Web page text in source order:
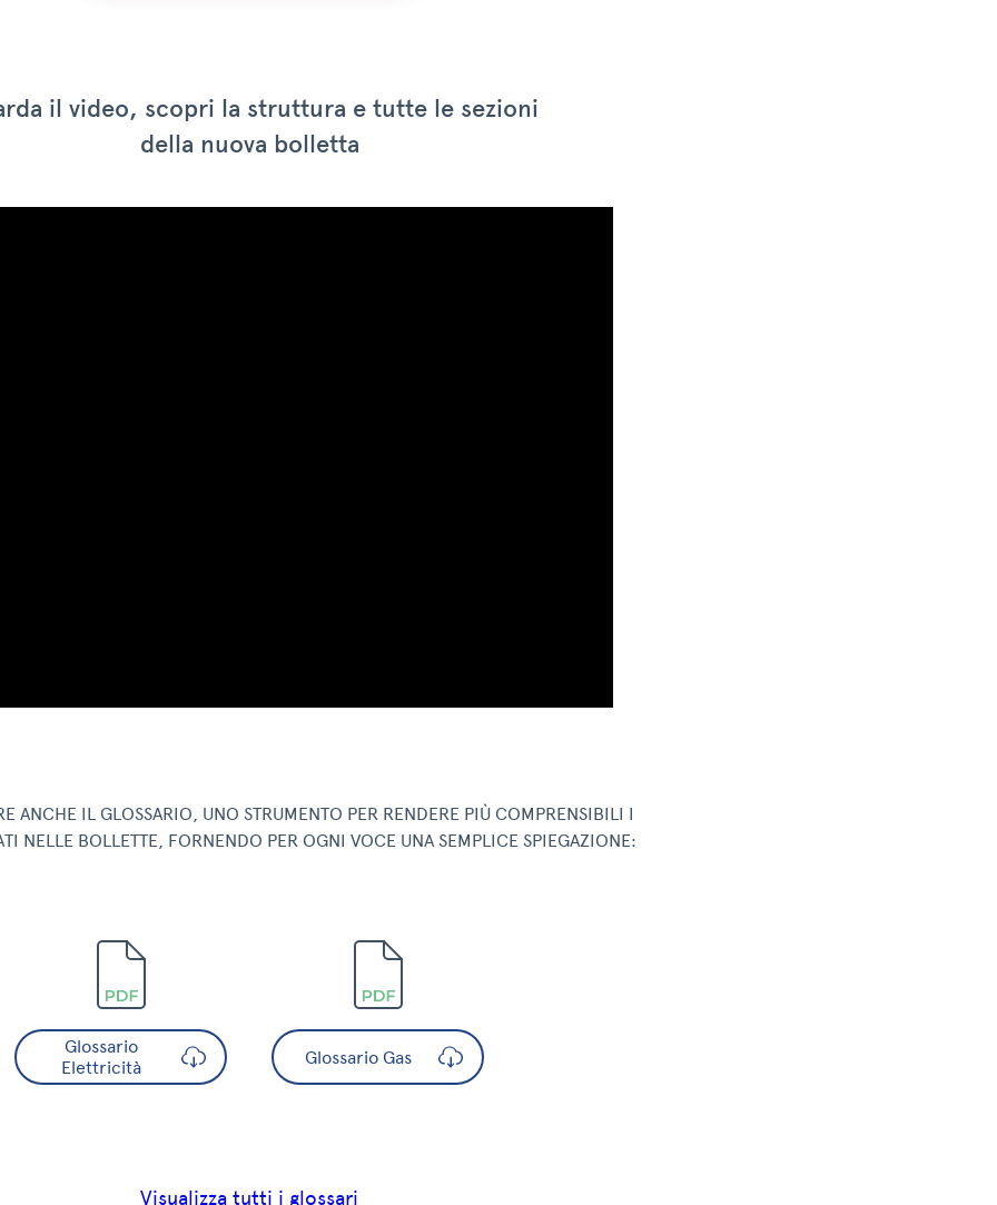
il video, scopri la struttura e tutte le sezioni
della nuova bolletta
ANCHE IL GLOSSARIO, UNO STRUMENTO PER RENDERE PIÙ COMPRENSIBILI I
NELLE BOLLETTE, FORNENDO PER OGNI VOCE UNA SEMPLICE SPIEGAZIONE:
Glossario
Elettricità
Glossario Gas
Visualizza tutti i glossari